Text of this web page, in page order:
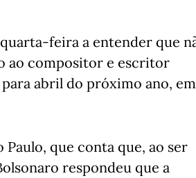
feira a entender que
ao compositor e escritor
abril do próximo ano, em
Paulo, que conta que, ao ser
respondeu que a